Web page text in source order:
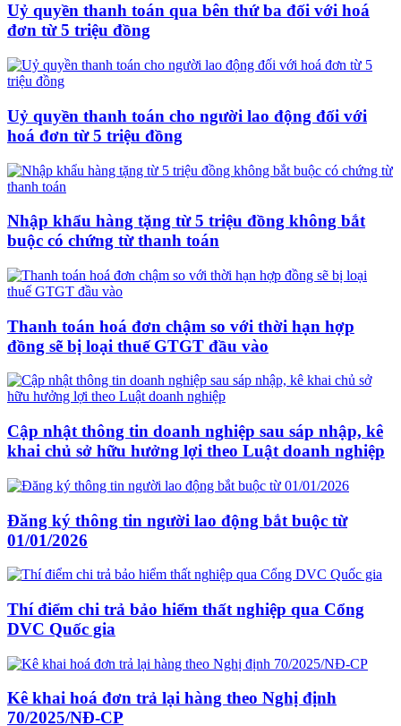
Uỷ quyền thanh toán qua bên thứ ba đối với hoá
đơn từ 5 triệu đồng
Uỷ quyền thanh toán cho người lao động đối với
hoá đơn từ 5 triệu đồng
Nhập khẩu hàng tặng từ 5 triệu đồng không bắt
buộc có chứng từ thanh toán
Thanh toán hoá đơn chậm so với thời hạn hợp
đồng sẽ bị loại thuế GTGT đầu vào
Cập nhật thông tin doanh nghiệp sau sáp nhập, kê
khai chủ sở hữu hưởng lợi theo Luật doanh nghiệp
Đăng ký thông tin người lao động bắt buộc từ
01/01/2026
Thí điểm chi trả bảo hiểm thất nghiệp qua Cổng
DVC Quốc gia
Kê khai hoá đơn trả lại hàng theo Nghị định
70/2025/NĐ-CP